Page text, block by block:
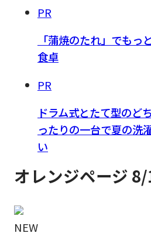
PR
「蒲焼のたれ」でも
食卓
PR
ドラム式とたて型のど
ったりの一台で夏の洗
い
オレンジページ
NEW